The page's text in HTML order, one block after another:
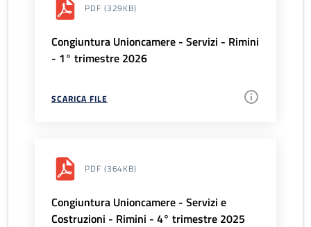
PDF (329KB)
Congiuntura Unioncamere - Servizi - Rimini
- 1° trimestre 2026
SCARICA FILE
PDF (364KB)
Congiuntura Unioncamere - Servizi e
Costruzioni - Rimini - 4° trimestre 2025